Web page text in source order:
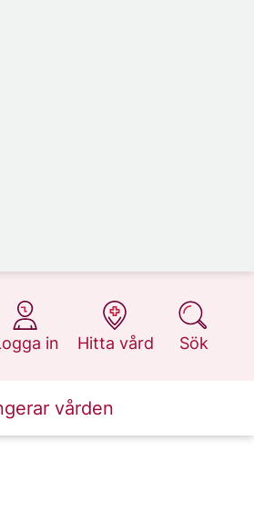
in
1177.se
Hitta vård
på 1177.se
Sök
på 1177.se
vården